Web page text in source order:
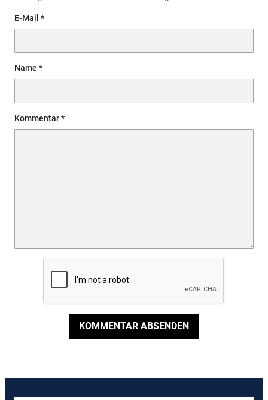
E-Mail
Name
Kommentar
KOMMENTAR ABSENDEN